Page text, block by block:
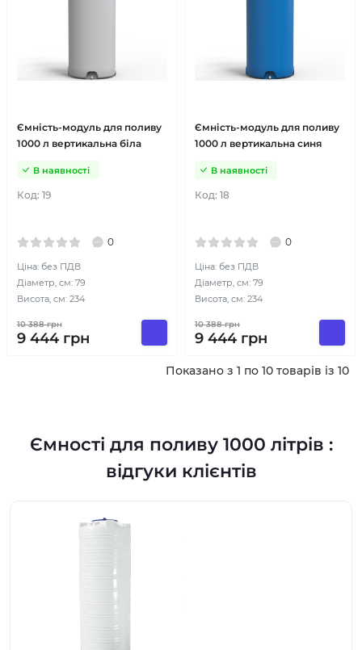
Ємність-модуль для поливу
1000 л вертикальна біла
Код: 19
В наявності
0
Ціна: без ПДВ
Діаметр, см: 79
Висота, см: 234
10 388грн
9 444 грн
Ємність-модуль для поливу
1000 л вертикальна синя
Код: 18
В наявності
0
Ціна: без ПДВ
Діаметр, см: 79
Висота, см: 234
10 388грн
9 444 грн
Показано з 1 по 10 товарів із 10
Ємності для поливу 1000 літрів :
відгуки клієнтів